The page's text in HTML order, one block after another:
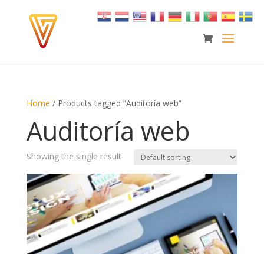
Home / Products tagged “Auditoría web”
Auditoría web
Showing the single result